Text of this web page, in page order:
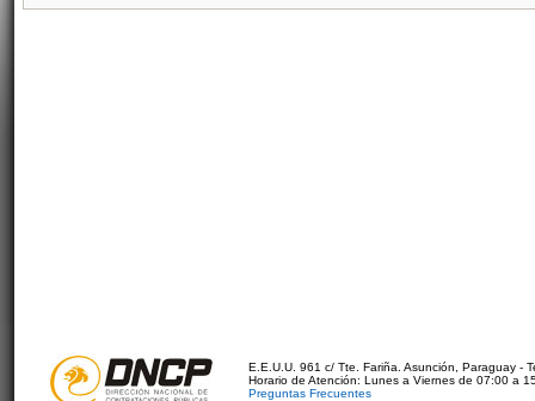
E.E.U.U. 961 c/ Tte. Fariña. Asunción, Paraguay -
Horario de Atención: Lunes a Viernes de 07:00 a
Preguntas Frecuentes